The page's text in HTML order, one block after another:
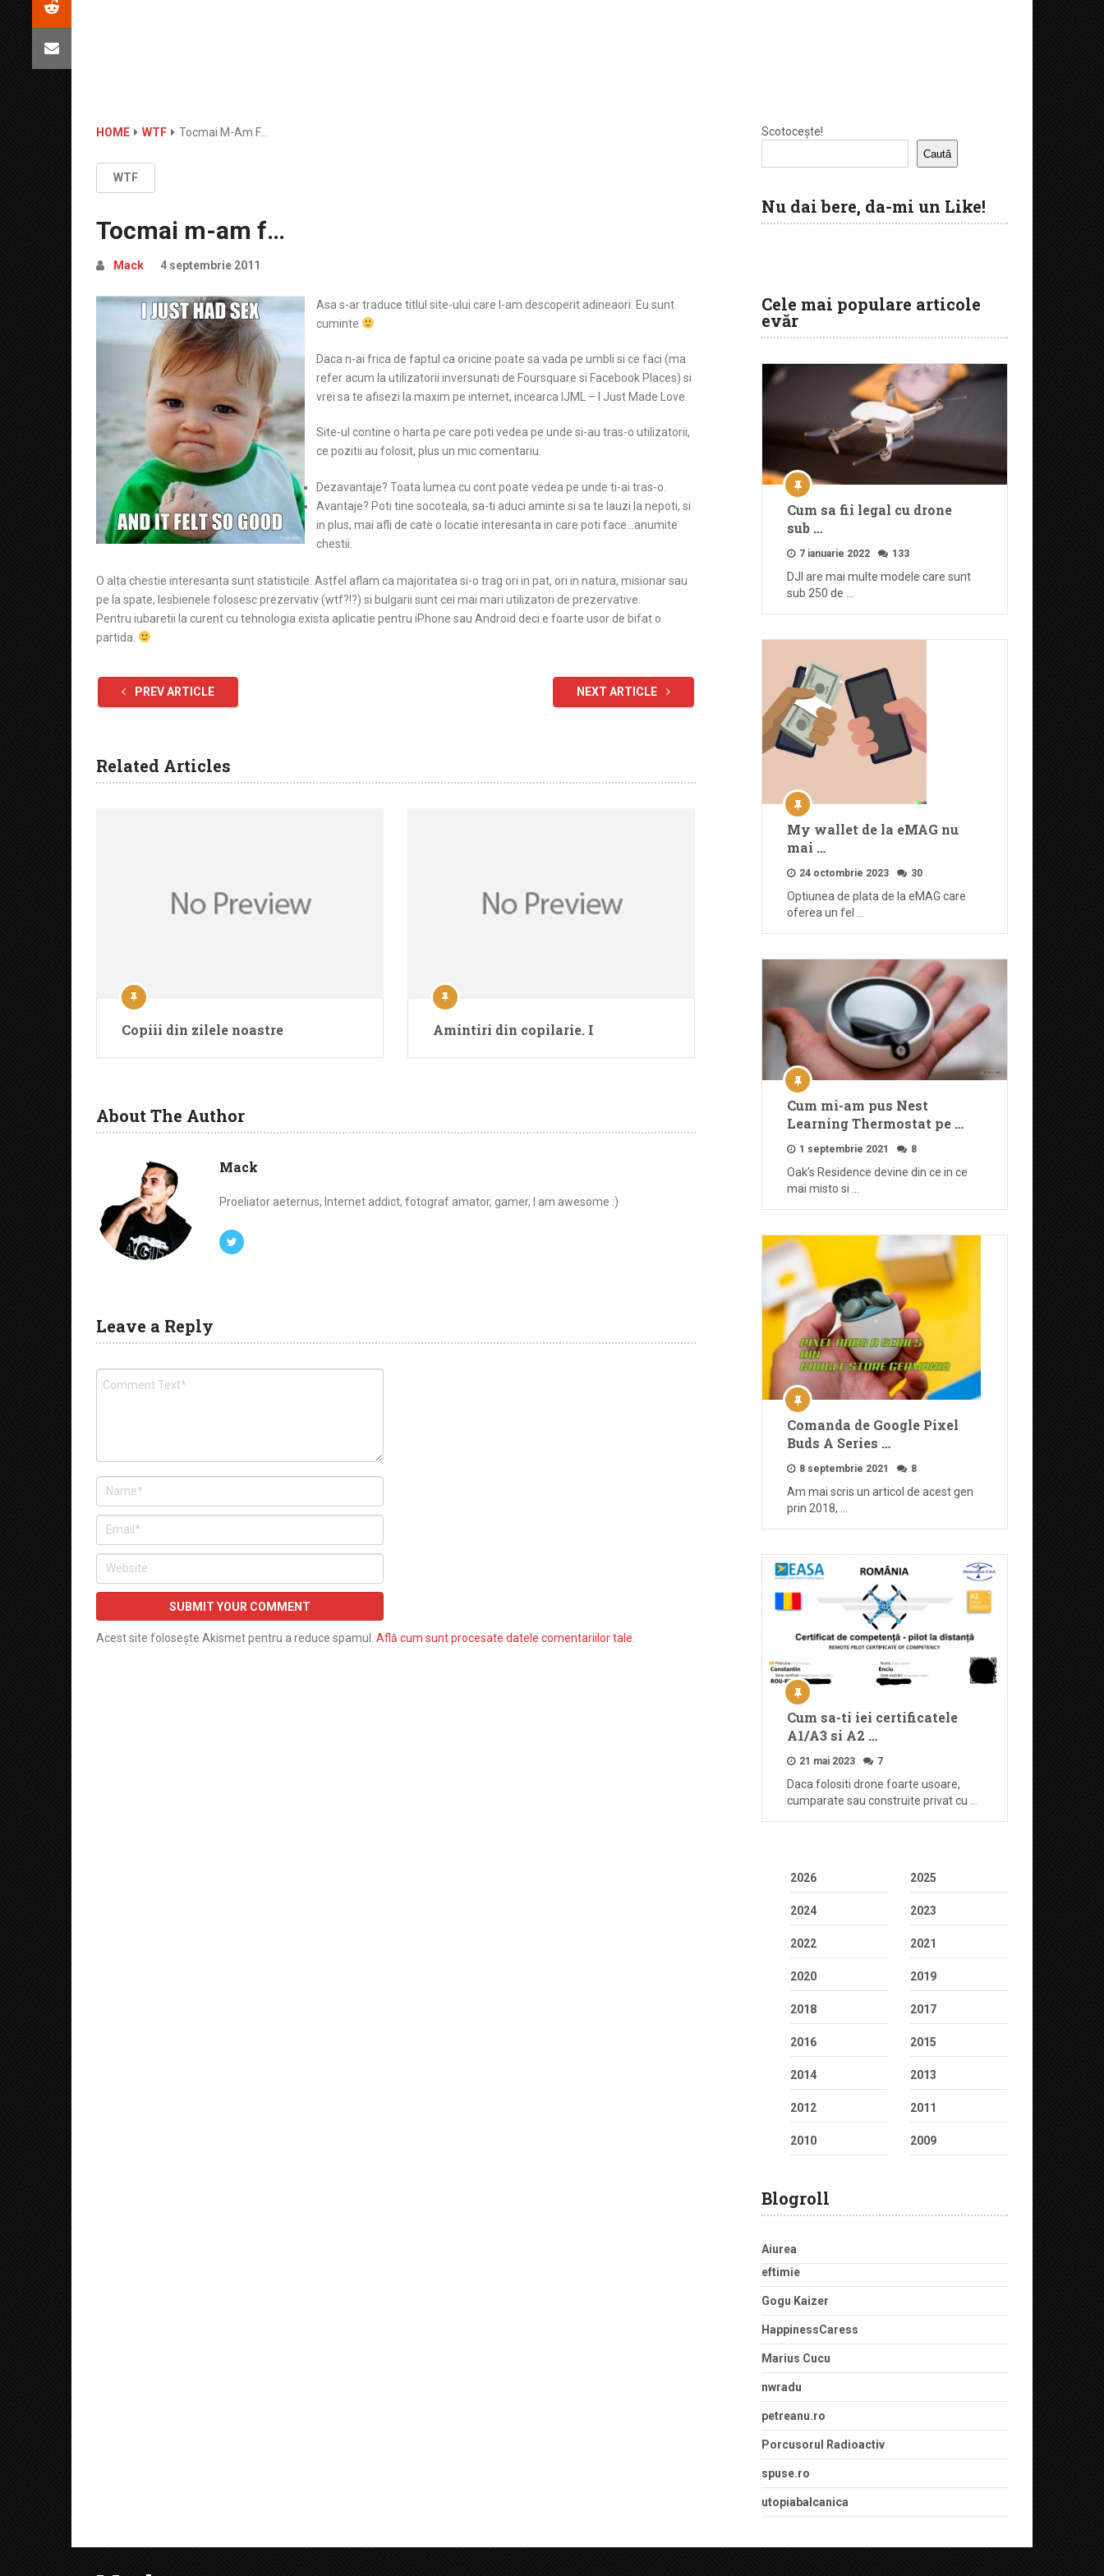
HOME WTF Tocmai M-Am F…
WTF
Tocmai m-am f…
Mack 4 septembrie 2011
Asa s-ar traduce titlul site-ului care l-am descoperit adineaori. Eu sunt
cuminte
Daca n-ai frica de faptul ca oricine poate sa vada pe umbli si ce faci (ma
refer acum la utilizatorii inversunati de Foursquare si Facebook Places) si
vrei sa te afisezi la maxim pe internet, incearca IJML – I Just Made Love.
Site-ul contine o harta pe care poti vedea pe unde si-au tras-o utilizatorii,
ce pozitii au folosit, plus un mic comentariu.
Dezavantaje? Toata lumea cu cont poate vedea pe unde ti-ai tras-o.
Avantaje? Poti tine socoteala, sa-ti aduci aminte si sa te lauzi la nepoti, si
in plus, mai afli de cate o locatie interesanta in care poti face…anumite
chestii.
O alta chestie interesanta sunt statisticile. Astfel aflam ca majoritatea si-o trag ori in pat, ori in natura, misionar sau
pe la spate, lesbienele folosesc prezervativ (wtf?!?) si bulgarii sunt cei mai mari utilizatori de prezervative.
Pentru iubaretii la curent cu tehnologia exista aplicatie pentru iPhone sau Android deci e foarte usor de bifat o
partida.
PREV ARTICLE NEXT ARTICLE
Related Articles
Copiii din zilele noastre Amintiri din copilarie. I
About The Author
Mack
Proeliator aeternus, Internet addict, fotograf amator, gamer, I am awesome :)
Leave a Reply
Acest site folosește Akismet pentru a reduce spamul. Află cum sunt procesate datele comentariilor tale
Scotocește!
Caută
Nu dai bere, da-mi un Like!
Cele mai populare articole
evăr
Cum sa fii legal cu drone
sub …
7 ianuarie 2022 133
DJI are mai multe modele care sunt
sub 250 de …
My wallet de la eMAG nu
mai …
24 octombrie 2023 30
Optiunea de plata de la eMAG care
oferea un fel …
Cum mi-am pus Nest
Learning Thermostat pe …
1 septembrie 2021 8
Oak’s Residence devine din ce in ce
mai misto si …
Comanda de Google Pixel
Buds A Series …
8 septembrie 2021 8
Am mai scris un articol de acest gen
prin 2018, …
Cum sa-ti iei certificatele
A1/A3 si A2 …
21 mai 2023 7
Daca folositi drone foarte usoare,
cumparate sau construite privat cu …
2026 2025
2024 2023
2022 2021
2020 2019
2018 2017
2016 2015
2014 2013
2012 2011
2010 2009
Blogroll
Aiurea
eftimie
Gogu Kaizer
HappinessCaress
Marius Cucu
nwradu
petreanu.ro
Porcusorul Radioactiv
spuse.ro
utopiabalcanica